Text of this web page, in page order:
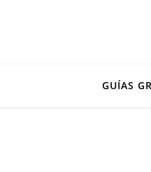
GUÍAS